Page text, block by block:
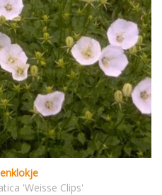
'Weisse Clips'